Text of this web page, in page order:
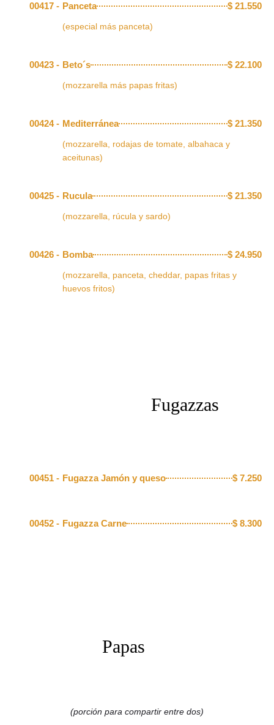
00417 - Panceta $21.550
(especial más panceta)
00423 - Beto´s $22.100
(mozzarella más papas fritas)
00424 - Mediterránea $21.350
(mozzarella, rodajas de tomate, albahaca y
aceitunas)
00425 - Rucula $21.350
(mozzarella, rúcula y sardo)
00426 - Bomba $24.950
(mozzarella, panceta, cheddar, papas fritas y
huevos fritos)
Fugazzas
00451 - Fugazza Jamón y queso $7.250
00452 - Fugazza Carne $8.300
Papas
(porción para compartir entre dos)